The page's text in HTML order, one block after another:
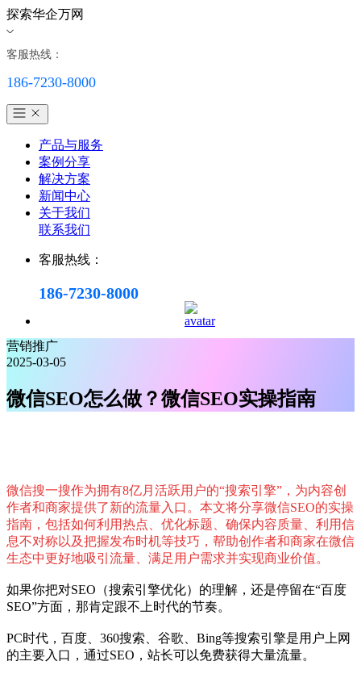
探索华企万网
客服热线：
186-7230-8000
产品与服务
案例分享
解决方案
新闻中心
关于我们
联系我们
客服热线：
186-7230-8000
营销推广
2025-03-05
微信SEO怎么做？微信SEO实操指南
微信搜一搜作为拥有8亿月活跃用户的“搜索引擎”，为内容创
作者和商家提供了新的流量入口。本文将分享微信SEO的实操
指南，包括如何利用热点、优化标题、确保内容质量、利用信
息不对称以及把握发布时机等技巧，帮助创作者和商家在微信
生态中更好地吸引流量、满足用户需求并实现商业价值。
如果你把对SEO（搜索引擎优化）的理解，还是停留在“百度
SEO”方面，那肯定跟不上时代的节奏。
PC时代，百度、360搜索、谷歌、Bing等搜索引擎是用户上网
的主要入口，通过SEO，站长可以免费获得大量流量。